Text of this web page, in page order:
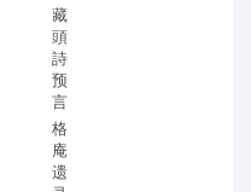
藏
頭
詩
预
言
格
庵
遗